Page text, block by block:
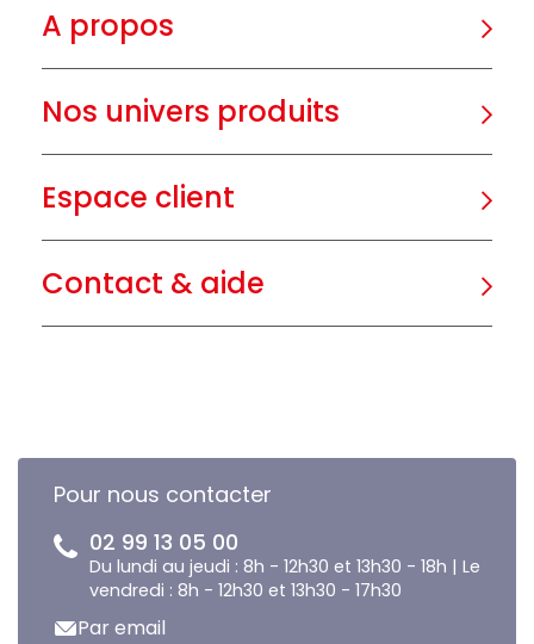
A propos
Nos univers produits
Espace client
Contact & aide
Pour nous contacter
02 99 13 05 00
Du lundi au jeudi : 8h - 12h30 et 13h30 - 18h | Le
vendredi : 8h - 12h30 et 13h30 - 17h30
Par email